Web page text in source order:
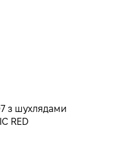
з шухлядами
RED